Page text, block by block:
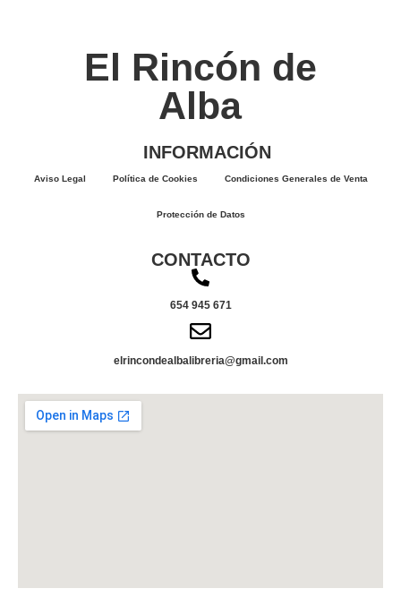
El Rincón de
Alba
INFORMACIÓN
Aviso Legal Política de Cookies Condiciones Generales de Venta
Protección de Datos
CONTACTO
654 945 671
elrincondealbalibreria@gmail.com